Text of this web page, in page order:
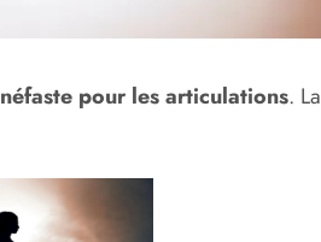
néfaste pour les articulations. La